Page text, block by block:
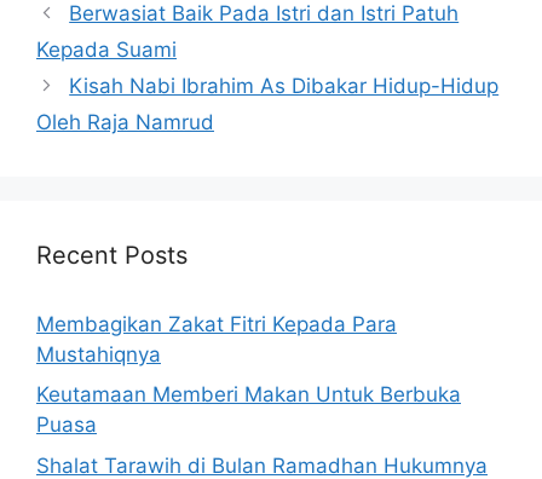
Berwasiat Baik Pada Istri dan Istri Patuh
Kepada Suami
Kisah Nabi Ibrahim As Dibakar Hidup-Hidup
Oleh Raja Namrud
Recent Posts
Membagikan Zakat Fitri Kepada Para
Mustahiqnya
Keutamaan Memberi Makan Untuk Berbuka
Puasa
Shalat Tarawih di Bulan Ramadhan Hukumnya